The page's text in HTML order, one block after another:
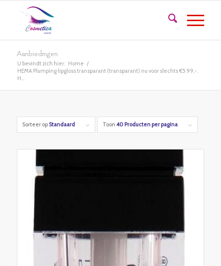
Aanbiedingen
U bevindt zich hier: Home /
HEMA Plumping lipgloss transparant (transparant) nu voor slechts €5.99,-.
H...
Sorteer op Standaard Toon 40 Producten per pagina